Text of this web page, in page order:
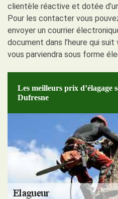
clientèle réactive et dotée
Pour les contacter vous
envoyer un courrier
document dans l’heure qui
vous parviendra sous forme
Les meilleurs prix d’élagage
Dufresne